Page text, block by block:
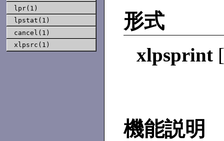
lpr(1)
lpstat(1)
cancel(1)
xlpsrc(1)
形式
xlpsprint
機能説明